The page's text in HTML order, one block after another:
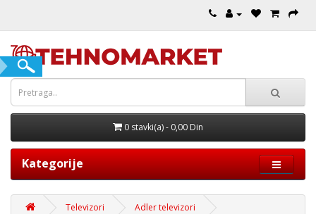
0 stavki(a) - 0,00 Din
Kategorije
Televizori Adler televizori